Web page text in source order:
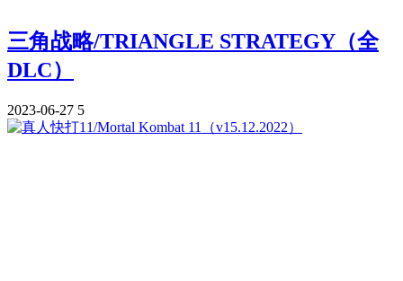
三角战略/TRIANGLE STRATEGY（全
DLC）
2023-06-27 5